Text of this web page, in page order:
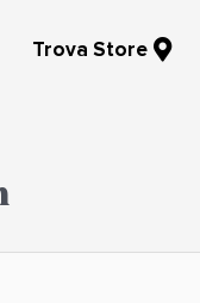
Trova Store